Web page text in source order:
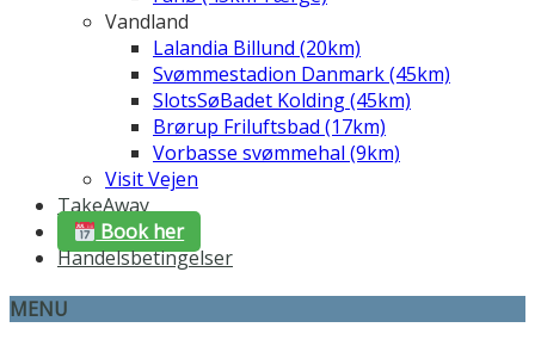
Vandland
Lalandia Billund (20km)
Svømmestadion Danmark (45km)
SlotsSøBadet Kolding (45km)
Brørup Friluftsbad (17km)
Vorbasse svømmehal (9km)
Visit Vejen
TakeAway
Book her
Handelsbetingelser
MENU